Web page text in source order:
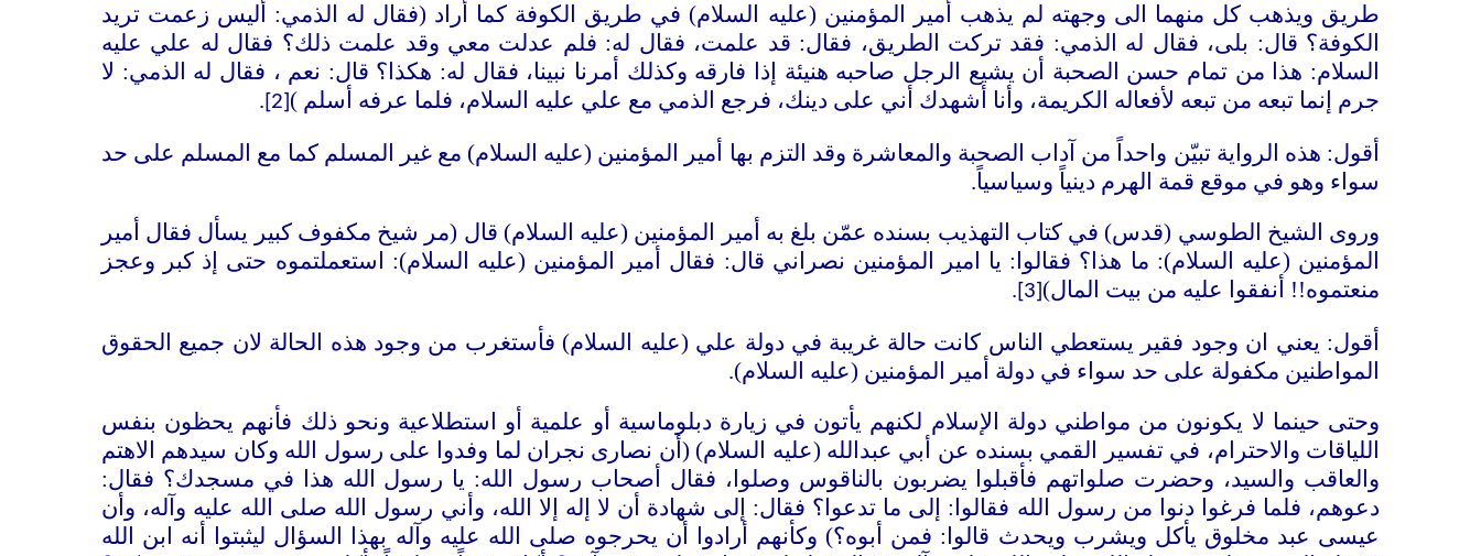
طريق ويذهب كل منهما الى وجهته لم يذهب أمير المؤمنين (عليه السلام) في طريق الكوفة كما أراد (فقال له الذمي: أليس زعمت تريد
الكوفة؟ قال: بلى، فقال له الذمي: فقد تركت الطريق، فقال: قد علمت، فقال له: فلم عدلت معي وقد علمت ذلك؟ فقال له علي عليه
السلام: هذا من تمام حسن الصحبة أن يشيع الرجل صاحبه هنيئة إذا فارقه وكذلك أمرنا نبينا، فقال له: هكذا؟ قال: نعم ، فقال له الذمي: لا
جرم إنما تبعه من تبعه لأفعاله الكريمة، وأنا أشهدك أني على دينك، فرجع الذمي مع علي عليه السلام، فلما عرفه أسلم )[2]
.
أقول: هذه الرواية تبيّن واحداً من آداب الصحبة والمعاشرة وقد التزم بها أمير المؤمنين (عليه السلام) مع غير المسلم كما مع المسلم على حد
سواء وهو في موقع قمة الهرم دينياً وسياسياً.
وروى الشيخ الطوسي (قدس) في كتاب التهذيب بسنده عمّن بلغ به أمير المؤمنين (عليه السلام) قال (مر شيخ مكفوف كبير يسأل فقال أمير
المؤمنين (عليه السلام): ما هذا؟ فقالوا: يا امير المؤمنين نصراني قال: فقال أمير المؤمنين (عليه السلام): استعملتموه حتى إذ كبر وعجز
منعتموه!! أنفقوا عليه من بيت المال)[3]
.
أقول: يعني ان وجود فقير يستعطي الناس كانت حالة غريبة في دولة علي (عليه السلام) فأستغرب من وجود هذه الحالة لان جميع الحقوق
المواطنين مكفولة على حد سواء في دولة أمير المؤمنين (عليه السلام).
وحتى حينما لا يكونون من مواطني دولة الإسلام لكنهم يأتون في زيارة دبلوماسية أو علمية أو استطلاعية ونحو ذلك فأنهم يحظون بنفس
اللياقات والاحترام، في تفسير القمي بسنده عن أبي عبدالله (عليه السلام) (أن نصارى نجران لما وفدوا على رسول الله وكان سيدهم الاهتم
والعاقب والسيد، وحضرت صلواتهم فأقبلوا يضربون بالناقوس وصلوا، فقال أصحاب رسول الله: يا رسول الله هذا في مسجدك؟ فقال:
دعوهم، فلما فرغوا دنوا من رسول الله فقالوا: إلى ما تدعوا؟ فقال: إلى شهادة أن لا إله إلا الله، وأني رسول الله صلى الله عليه وآله، وأن
عيسى عبد مخلوق يأكل ويشرب ويحدث قالوا: فمن أبوه؟) وكأنهم أرادوا أن يحرجوه صلى الله عليه وآله بهذا السؤال ليثبتوا أنه ابن الله